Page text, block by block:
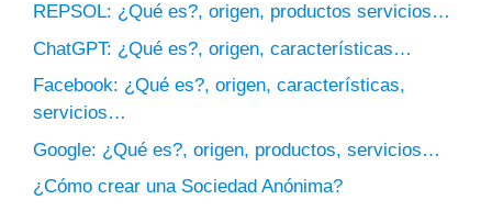
REPSOL: ¿Qué es?, origen, productos servicios…
ChatGPT: ¿Qué es?, origen, características…
Facebook: ¿Qué es?, origen, características,
servicios…
Google: ¿Qué es?, origen, productos, servicios…
¿Cómo crear una Sociedad Anónima?